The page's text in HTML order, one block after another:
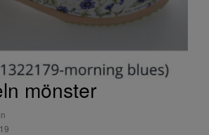
mönster